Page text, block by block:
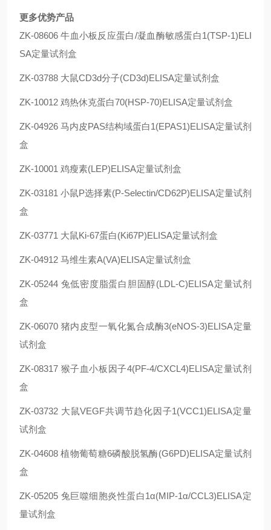
更多优势产品
ZK-08606 牛血小板反应蛋白/凝血酶敏感蛋白1(TSP-1)ELI
SA定量试剂盒
ZK-03788 大鼠CD3d分子(CD3d)ELISA定量试剂盒
ZK-10012 鸡热休克蛋白70(HSP-70)ELISA定量试剂盒
ZK-04926 马内皮PAS结构域蛋白1(EPAS1)ELISA定量试剂
盒
ZK-10001 鸡瘦素(LEP)ELISA定量试剂盒
ZK-03181 小鼠P选择素(P-Selectin/CD62P)ELISA定量试剂
盒
ZK-03771 大鼠Ki-67蛋白(Ki67P)ELISA定量试剂盒
ZK-04912 马维生素A(VA)ELISA定量试剂盒
ZK-05244 兔低密度脂蛋白胆固醇(LDL-C)ELISA定量试剂
盒
ZK-06070 猪内皮型一氧化氮合成酶3(eNOS-3)ELISA定量
试剂盒
ZK-08317 猴子血小板因子4(PF-4/CXCL4)ELISA定量试剂
盒
ZK-03732 大鼠VEGF共调节趋化因子1(VCC1)ELISA定量
试剂盒
ZK-04608 植物葡萄糖6磷酸脱氢酶(G6PD)ELISA定量试剂
盒
ZK-05205 兔巨噬细胞炎性蛋白1α(MIP-1α/CCL3)ELISA定
量试剂盒